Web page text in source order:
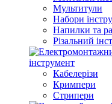
Мультитули
Набори
Напилки та
Різальний
інструмент
Кабелерізи
Кримпери
Стрипери